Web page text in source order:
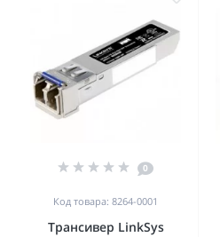
0
Код товара: 8264-0001
Трансивер LinkSys